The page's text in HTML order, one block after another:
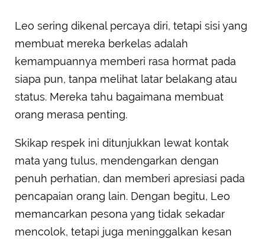
Leo sering dikenal percaya diri, tetapi sisi yang
membuat mereka berkelas adalah
kemampuannya memberi rasa hormat pada
siapa pun, tanpa melihat latar belakang atau
status. Mereka tahu bagaimana membuat
orang merasa penting.
Skikap respek ini ditunjukkan lewat kontak
mata yang tulus, mendengarkan dengan
penuh perhatian, dan memberi apresiasi pada
pencapaian orang lain. Dengan begitu, Leo
memancarkan pesona yang tidak sekadar
mencolok, tetapi juga meninggalkan kesan